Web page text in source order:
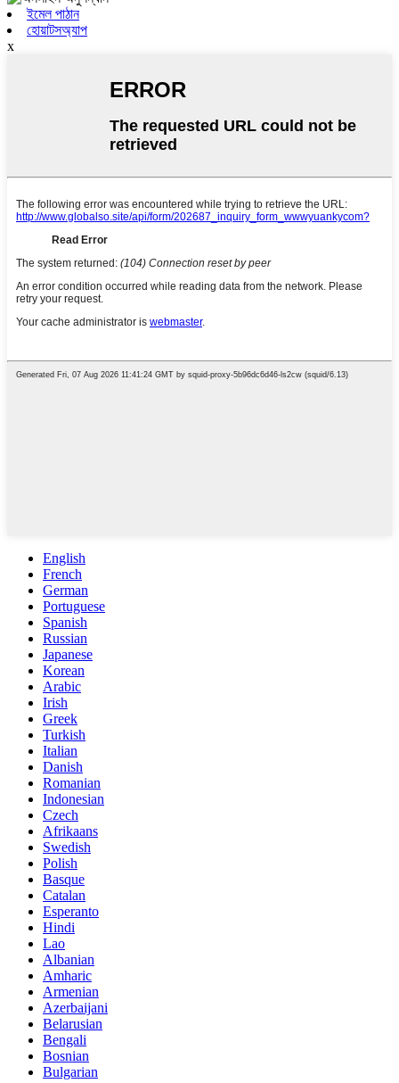
ইমেল পাঠান
হোয়াটসঅ্যাপ
x
English
French
German
Portuguese
Spanish
Russian
Japanese
Korean
Arabic
Irish
Greek
Turkish
Italian
Danish
Romanian
Indonesian
Czech
Afrikaans
Swedish
Polish
Basque
Catalan
Esperanto
Hindi
Lao
Albanian
Amharic
Armenian
Azerbaijani
Belarusian
Bengali
Bosnian
Bulgarian